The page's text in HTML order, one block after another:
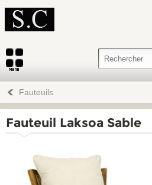
Fauteuils
Fauteuil Laksoa Sable